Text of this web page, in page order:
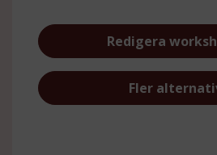
Redigera
Fler